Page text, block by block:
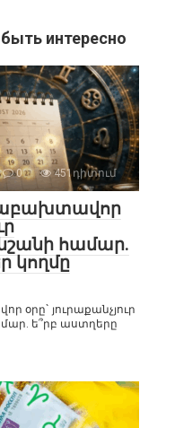
интересно
0 451դիտում
համար.
կողմը
օրը` յուրաքանչյուր
ե՞րբ աստղերը